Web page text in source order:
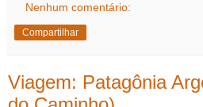
Nenhum comentário:
Compartilhar
Viagem: Patagônia